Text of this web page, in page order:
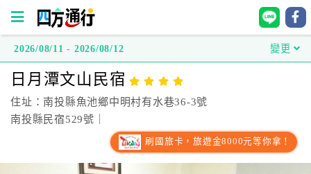
方
通
行
2026/08/11 - 2026/08/12 變更
日月潭文山民宿
住址：南投縣魚池鄉中明村有水巷36-3號
南投縣民宿529號｜
刷國旅卡，旅遊金8000元等你拿！